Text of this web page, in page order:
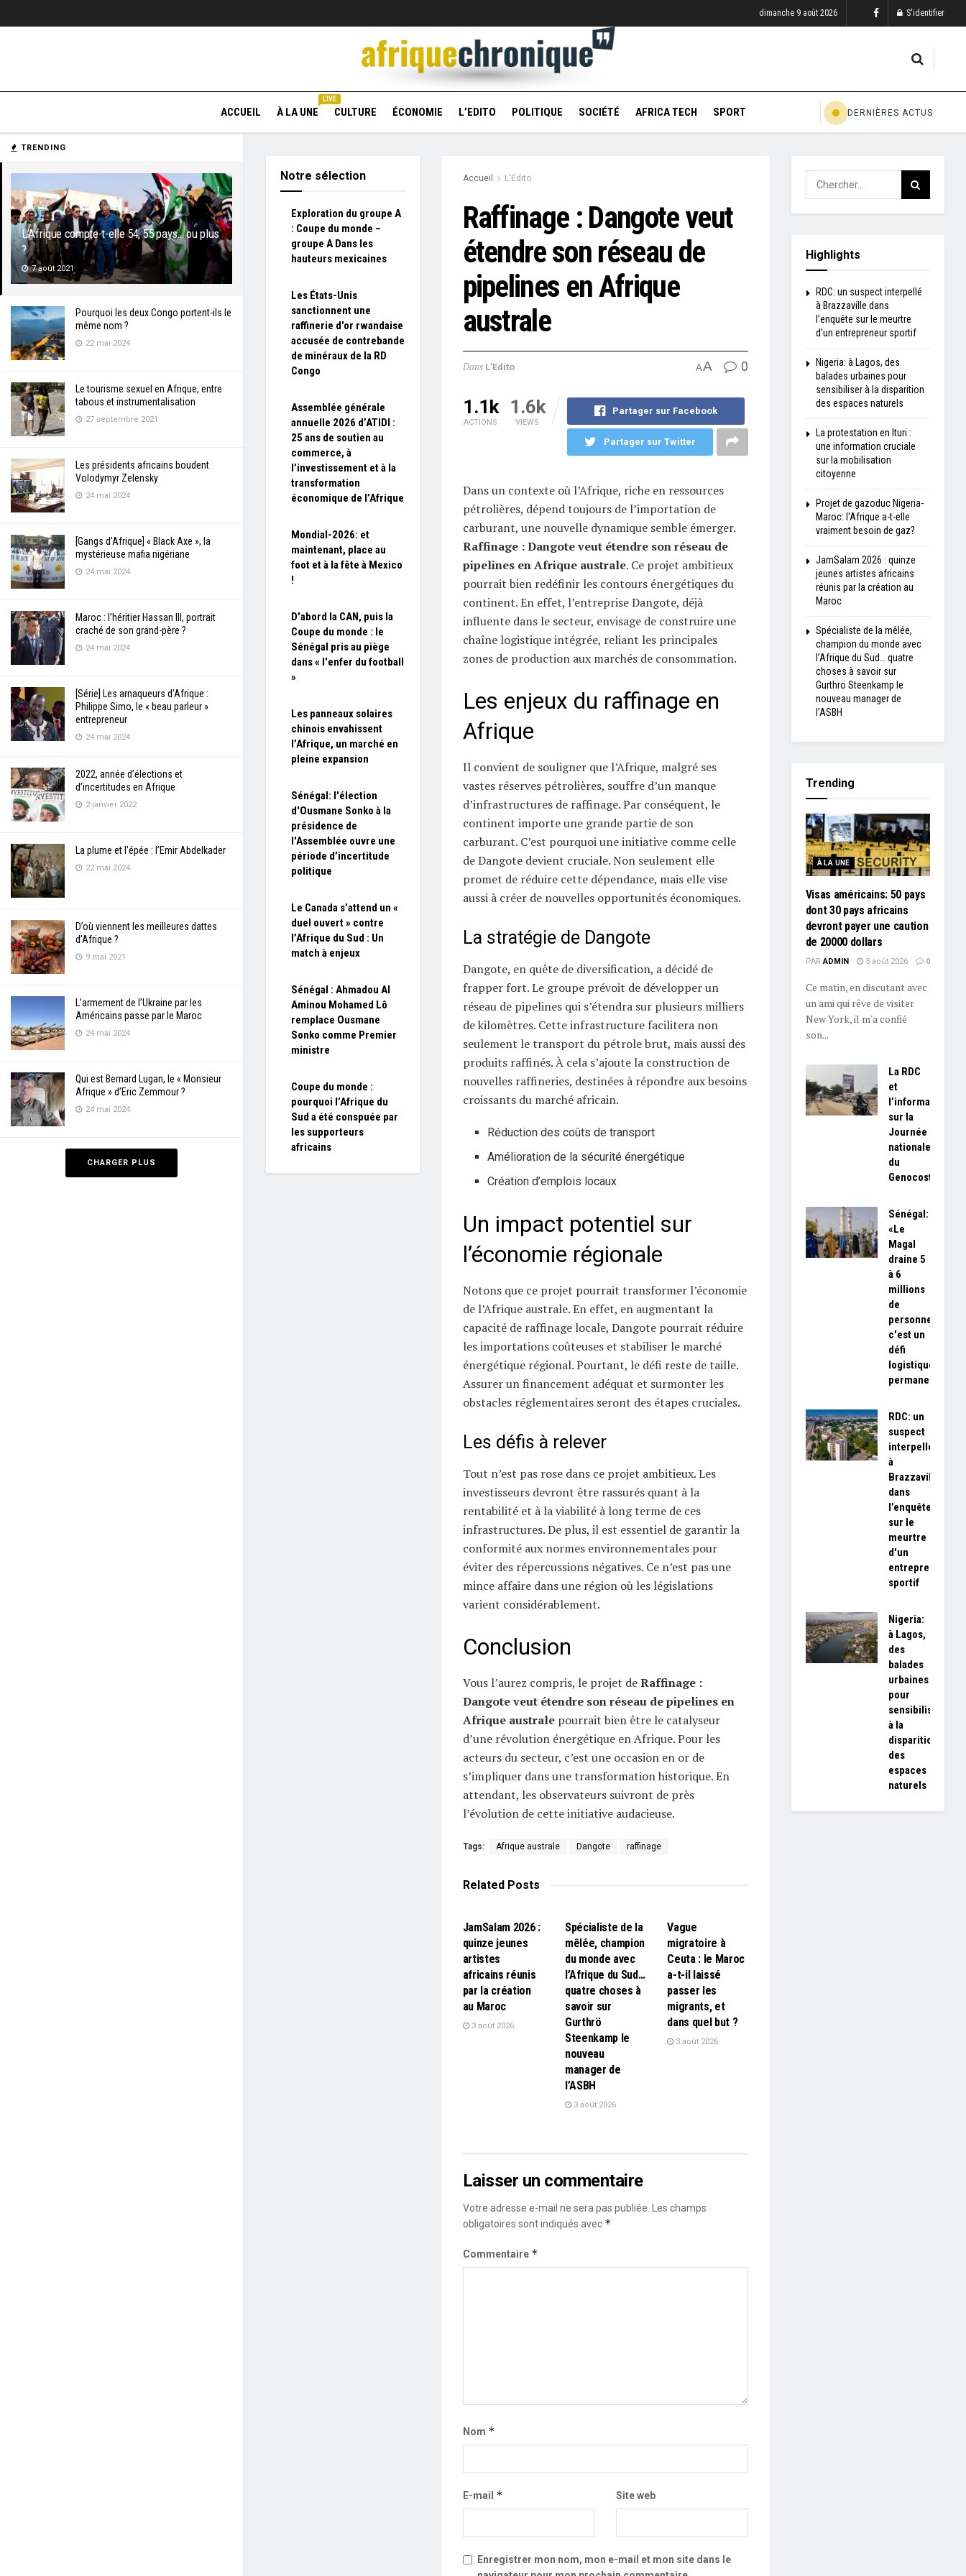
TRENDING
L’Afrique compte-t-elle 54, 55 pays… ou plus
?
7 août 2021
Pourquoi les deux Congo portent-ils le
même nom ?
22 mai 2024
Le tourisme sexuel en Afrique, entre
tabous et instrumentalisation
27 septembre 2021
Les présidents africains boudent
Volodymyr Zelensky
24 mai 2024
[Gangs d’Afrique] « Black Axe », la
mystérieuse mafia nigériane
24 mai 2024
Maroc : l’héritier Hassan III, portrait
craché de son grand-père ?
24 mai 2024
[Série] Les arnaqueurs d’Afrique :
Philippe Simo, le « beau parleur »
entrepreneur
24 mai 2024
2022, année d’élections et
d’incertitudes en Afrique
2 janvier 2022
La plume et l’épée : l’Emir Abdelkader
22 mai 2024
D’où viennent les meilleures dattes
d’Afrique ?
9 mai 2021
L’armement de l’Ukraine par les
Américains passe par le Maroc
24 mai 2024
Qui est Bernard Lugan, le « Monsieur
Afrique » d’Eric Zemmour ?
24 mai 2024
CHARGER PLUS
dimanche 9 août 2026 S'identifier
ACCUEIL À LA UNE
LIVE
CULTURE ÉCONOMIE L’EDITO POLITIQUE SOCIÉTÉ AFRICA TECH SPORT DERNIÈRES ACTUS
Accueil L'Edito
Raffinage : Dangote veut
étendre son réseau de
pipelines en Afrique
australe
Dans L'Edito AA 0
1.1k
ACTIONS
1.6k
VIEWS
Partager sur Facebook
Partager sur Twitter
Dans un contexte où l’Afrique, riche en ressources
pétrolières, dépend toujours de l’importation de
carburant, une nouvelle dynamique semble émerger.
Raffinage : Dangote veut étendre son réseau de
pipelines en Afrique australe. Ce projet ambitieux
pourrait bien redéfinir les contours énergétiques du
continent. En effet, l’entreprise Dangote, déjà
influente dans le secteur, envisage de construire une
chaîne logistique intégrée, reliant les principales
zones de production aux marchés de consommation.
Les enjeux du raffinage en
Afrique
Il convient de souligner que l’Afrique, malgré ses
vastes réserves pétrolières, souffre d’un manque
d’infrastructures de raffinage. Par conséquent, le
continent importe une grande partie de son
carburant. C’est pourquoi une initiative comme celle
de Dangote devient cruciale. Non seulement elle
promet de réduire cette dépendance, mais elle vise
aussi à créer de nouvelles opportunités économiques.
La stratégie de Dangote
Dangote, en quête de diversification, a décidé de
frapper fort. Le groupe prévoit de développer un
réseau de pipelines qui s’étendra sur plusieurs milliers
de kilomètres. Cette infrastructure facilitera non
seulement le transport du pétrole brut, mais aussi des
produits raffinés. À cela s’ajoute la construction de
nouvelles raffineries, destinées à répondre aux besoins
croissants du marché africain.
Réduction des coûts de transport
Amélioration de la sécurité énergétique
Création d’emplois locaux
Un impact potentiel sur
l’économie régionale
Notons que ce projet pourrait transformer l’économie
de l’Afrique australe. En effet, en augmentant la
capacité de raffinage locale, Dangote pourrait réduire
les importations coûteuses et stabiliser le marché
énergétique régional. Pourtant, le défi reste de taille.
Assurer un financement adéquat et surmonter les
obstacles réglementaires seront des étapes cruciales.
Les défis à relever
Tout n’est pas rose dans ce projet ambitieux. Les
investisseurs devront être rassurés quant à la
rentabilité et à la viabilité à long terme de ces
infrastructures. De plus, il est essentiel de garantir la
conformité aux normes environnementales pour
éviter des répercussions négatives. Ce n’est pas une
mince affaire dans une région où les législations
varient considérablement.
Conclusion
Vous l’aurez compris, le projet deRaffinage :
Dangote veut étendre son réseau de pipelines en
Afrique australepourrait bien être le catalyseur
d’une révolution énergétique en Afrique. Pour les
acteurs du secteur, c’est une occasion en or de
s’impliquer dans une transformation historique. En
attendant, les observateurs suivront de près
l’évolution de cette initiative audacieuse.
Tags: Afrique australe Dangote raffinage
RelatedPosts
JamSalam 2026 :
quinze jeunes
artistes
africains réunis
par la création
au Maroc
3 août 2026
Spécialiste de la
mêlée, champion
du monde avec
l’Afrique du Sud…
quatre choses à
savoir sur
Gurthrö
Steenkamp le
nouveau
manager de
l’ASBH
3 août 2026
Vague
migratoire à
Ceuta : le Maroc
a-t-il laissé
passer les
migrants, et
dans quel but ?
3 août 2026
Laisser un commentaire
Votre adresse e-mail ne sera pas publiée.
Les champs
obligatoires sont indiqués avec *
Commentaire *
Nom *
E-mail * Site web
Enregistrer mon nom, mon e-mail et mon site dans le
Notre sélection
Exploration du groupe A
: Coupe du monde –
groupe A Dans les
hauteurs mexicaines
Les États-Unis
sanctionnent une
raffinerie d'or rwandaise
accusée de contrebande
de minéraux de la RD
Congo
Assemblée générale
annuelle 2026 d’ATIDI :
25 ans de soutien au
commerce, à
l’investissement et à la
transformation
économique de l’Afrique
Mondial-2026: et
maintenant, place au
foot et à la fête à Mexico
!
D'abord la CAN, puis la
Coupe du monde : le
Sénégal pris au piège
dans « l'enfer du football
»
Les panneaux solaires
chinois envahissent
l’Afrique, un marché en
pleine expansion
Sénégal: l'élection
d'Ousmane Sonko à la
présidence de
l'Assemblée ouvre une
période d’incertitude
politique
Le Canada s’attend un «
duel ouvert » contre
l’Afrique du Sud : Un
match à enjeux
Sénégal : Ahmadou Al
Aminou Mohamed Lô
remplace Ousmane
Sonko comme Premier
ministre
Coupe du monde :
pourquoi l’Afrique du
Sud a été conspuée par
les supporteurs
africains
Highlights
RDC: un suspect interpellé
à Brazzaville dans
l’enquête sur le meurtre
d'un entrepreneur sportif
Nigeria: à Lagos, des
balades urbaines pour
sensibiliser à la disparition
des espaces naturels
La protestation en Ituri :
une information cruciale
sur la mobilisation
citoyenne
Projet de gazoduc Nigeria-
Maroc: l'Afrique a-t-elle
vraiment besoin de gaz?
JamSalam 2026 : quinze
jeunes artistes africains
réunis par la création au
Maroc
Spécialiste de la mêlée,
champion du monde avec
l’Afrique du Sud… quatre
choses à savoir sur
Gurthrö Steenkamp le
nouveau manager de
l’ASBH
Trending
À LA UNE
Visas américains: 50 pays
dont 30 pays africains
devront payer une caution
de 20000 dollars
PAR ADMIN 3 août 2026 0
Ce matin, en discutant avec
un ami qui rêve de visiter
New York, il m'a confié
son...
La RDC
et
l’information
sur la
Journée
nationale
du
Genocost
Sénégal:
«Le
Magal
draine 5
à 6
millions
de
personnes,
c'est un
défi
logistique
permanent»
RDC: un
suspect
interpellé
à
Brazzaville
dans
l’enquête
sur le
meurtre
d'un
entrepreneur
sportif
Nigeria:
à Lagos,
des
balades
urbaines
pour
sensibiliser
à la
disparition
des
espaces
naturels